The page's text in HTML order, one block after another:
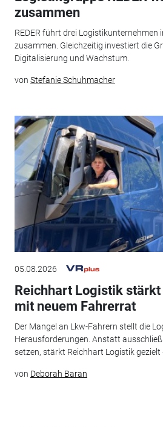
zusammen
REDER führt drei Logistikunternehmen
zusammen. Gleichzeitig investiert die
Digitalisierung und Wachstum.
von Stefanie Schuhmacher
05.08.2026
Reichhart Logistik
mit neuem Fahrerrat
Der Mangel an Lkw-Fahrern stellt die
Herausforderungen. Anstatt
setzen, stärkt Reichhart Logistik gezielt
von Deborah Baran